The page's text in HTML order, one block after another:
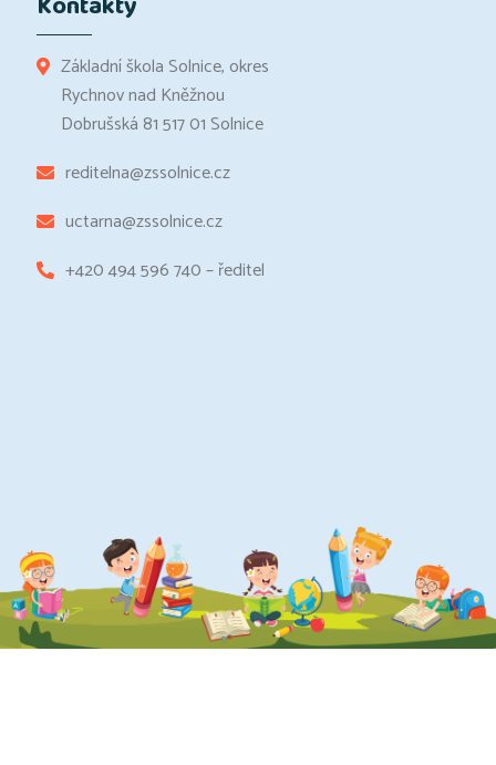
Základní škola Solnice, okres
Rychnov nad Kněžnou
Dobrušská 81 517 01 Solnice
reditelna@zssolnice.cz
uctarna@zssolnice.cz
+420 494 596 740 – ředitel